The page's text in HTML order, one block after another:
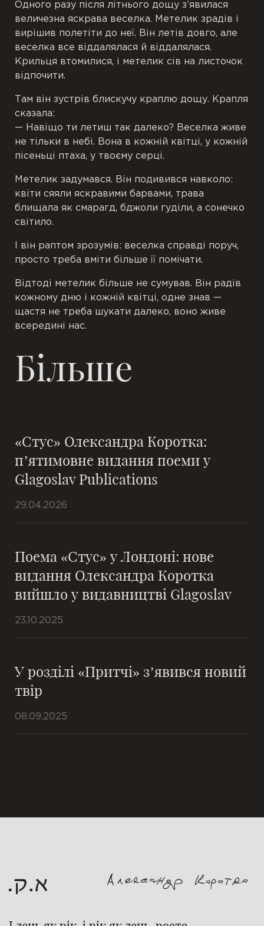
Одного разу після літнього дощу з’явилася
величезна яскрава веселка. Метелик зрадів і
вирішив полетіти до неї. Він летів довго, але
веселка все віддалялася й віддалялася.
Крильця втомилися, і метелик сів на листочок
відпочити.
Там він зустрів блискучу краплю дощу. Крапля
сказала:
— Навіщо ти летиш так далеко? Веселка живе
не тільки в небі. Вона в кожній квітці, у кожній
пісеньці птаха, у твоєму серці.
Метелик задумався. Він подивився навколо:
квіти сяяли яскравими барвами, трава
блищала як смарагд, бджоли гуділи, а сонечко
світило.
І він раптом зрозумів: веселка справді поруч,
просто треба вміти більше її помічати.
Відтоді метелик більше не сумував. Він радів
кожному дню і кожній квітці, одне знав —
щастя не треба шукати далеко, воно живе
всередині нас.
Більше
«Стус» Олександра Коротка:
п’ятимовне видання поеми у
Glagoslav Publications
29.04.2026
Поема «Стус» у Лондоні: нове
видання Олександра Коротка
вийшло у видавництві Glagoslav
23.10.2025
У розділі «Притчі» з’явився новий
твір
08.09.2025